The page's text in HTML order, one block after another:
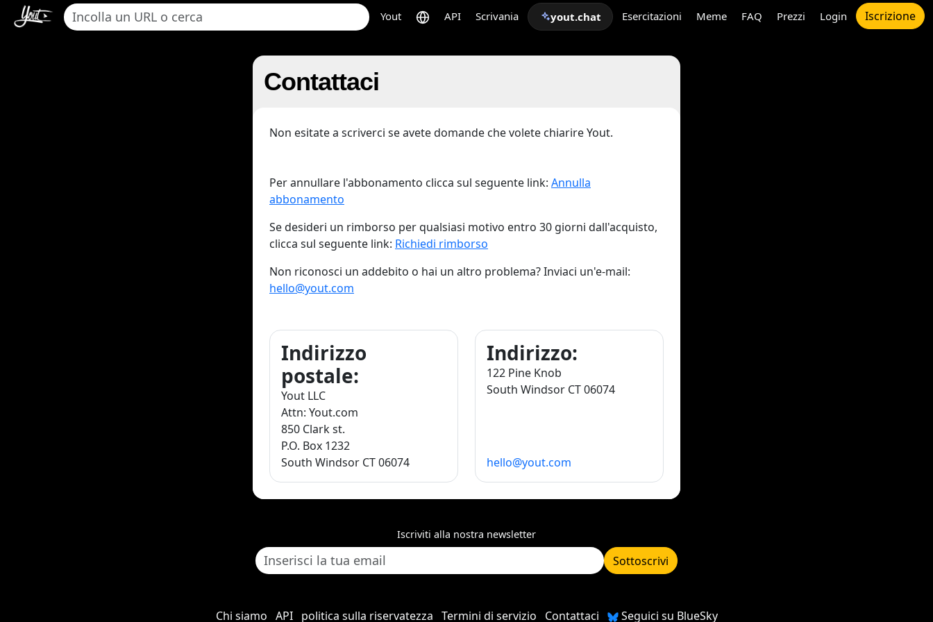
Yout API Scrivania yout.chat Esercitazioni Meme FAQ Prezzi Login Iscrizione
Contattaci
Non esitate a scriverci se avete domande che volete chiarire Yout.
Per annullare l'abbonamento clicca sul seguente link: Annulla
abbonamento
Se desideri un rimborso per qualsiasi motivo entro 30 giorni dall'acquisto,
clicca sul seguente link: Richiedi rimborso
Non riconosci un addebito o hai un altro problema? Inviaci un'e-mail:
hello@yout.com
Indirizzo
postale:
Yout LLC
Attn: Yout.com
850 Clark st.
P.O. Box 1232
South Windsor CT 06074
Indirizzo:
122 Pine Knob
South Windsor CT 06074
hello@yout.com
Iscriviti alla nostra newsletter
Sottoscrivi
Chi siamo API politica sulla riservatezza Termini di servizio Contattaci Seguici su BlueSky